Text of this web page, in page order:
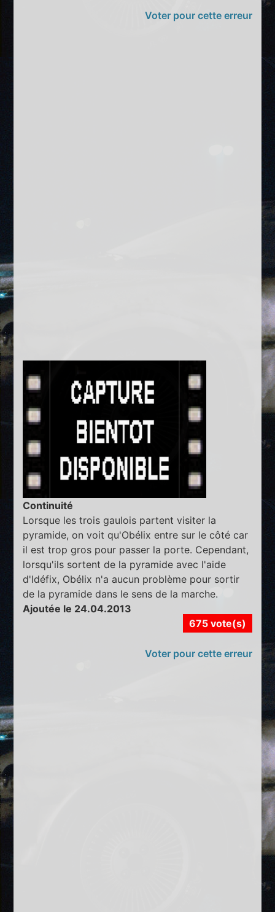
Voter pour cette erreur
Continuité
Lorsque les trois gaulois partent visiter la
pyramide, on voit qu'Obélix entre sur le côté car
il est trop gros pour passer la porte. Cependant,
lorsqu'ils sortent de la pyramide avec l'aide
d'Idéfix, Obélix n'a aucun problème pour sortir
de la pyramide dans le sens de la marche.
Ajoutée le 24.04.2013
675 vote(s)
Voter pour cette erreur